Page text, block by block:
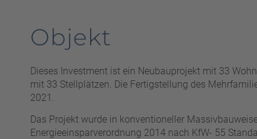
Objekt
Dieses Investment ist ein Neubauprojekt mit 33
mit 33 Stellplätzen. Die Fertigstellung des
2021.
Das Projekt wurde in konventioneller
Energieeinsparverordnung 2014 nach KfW- 55